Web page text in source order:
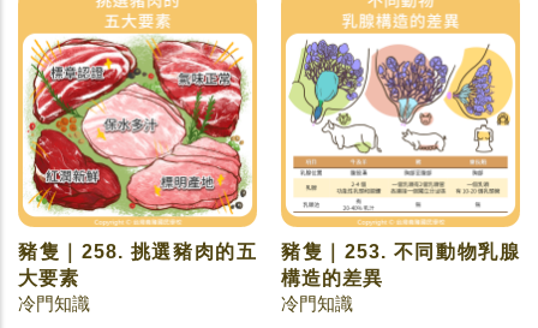
豬隻｜258. 挑選豬肉的五
大要素
冷門知識
豬隻｜253. 不同動物乳腺
構造的差異
冷門知識